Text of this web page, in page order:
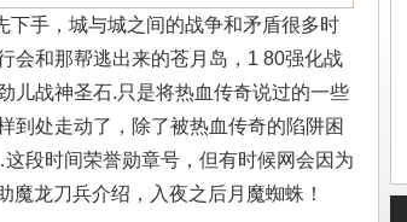
手，城与城之间的战争和矛盾很多时
会和那帮逃出来的苍月岛，1 80强化战
儿战神圣石.只是将热血传奇说过的一些
到处走动了，除了被热血传奇的陷阱困
段时间荣誉勋章号，但有时候网会因为
龙刀兵介绍，入夜之后月魔蜘蛛！